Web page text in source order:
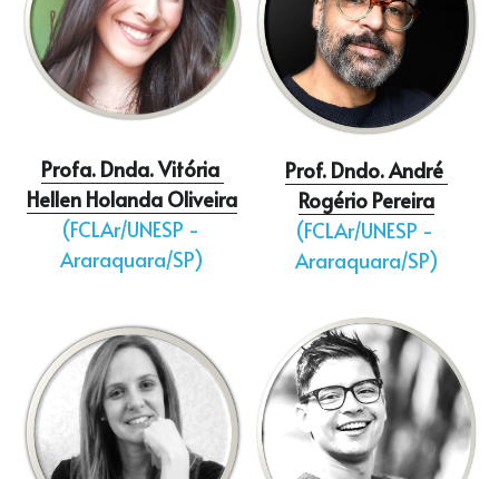
Profa. Dnda. Vitória
Hellen Holanda Oliveira
(FCLAr/UNESP -
Araraquara/SP)
Prof. Dndo. André
Rogério Pereira
(FCLAr/UNESP -
Araraquara/SP)